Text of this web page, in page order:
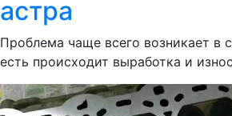
астра
Проблема чаще всего возникает в
есть происходит выработка и